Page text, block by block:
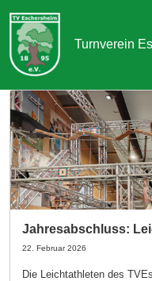
Turnverein
Sportangebot
Abteilungen
Aktuelles & Termine
Über uns
Kontakt
Jahresabschluss:
22. Februar 2026
Die Leichtathleten des